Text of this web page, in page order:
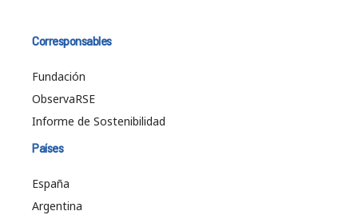
Corresponsables
Fundación
ObservaRSE
Informe de Sostenibilidad
Países
España
Argentina